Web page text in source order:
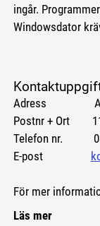
ingår.
Windowsdator
Adress ABF-
Postnr + Ort
Telefon nr. 08-
E-post
För mer
Läs mer